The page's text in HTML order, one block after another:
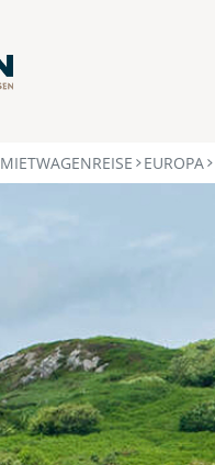
MIETWAGENREISE EUROPA